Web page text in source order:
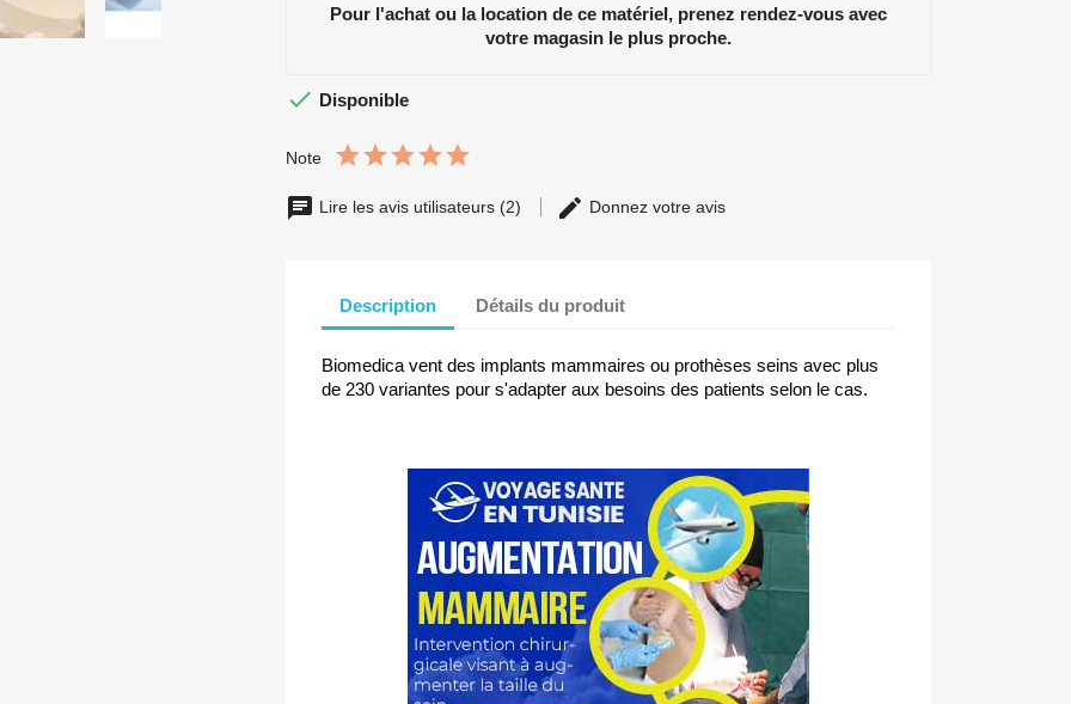
Pour l'achat ou la location de ce matériel, prenez rendez-vous avec
votre magasin le plus proche.
 Disponible
Note
Lire les avis utilisateurs (2) Donnez votre avis
Description Détails du produit
Biomedica vent des implants mammaires ou prothèses seins avec plus
de 230 variantes pour s'adapter aux besoins des patients selon le cas.